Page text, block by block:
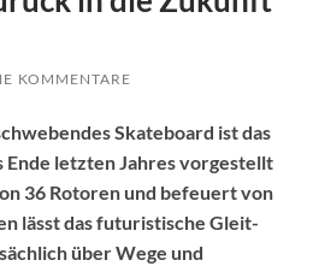
KOMMENTARE
Skateboard ist das
Ende letzten Jahres vorgestellt
36 Rotoren und befeuert von
lässt das futuristische Gleit-
über Wege und